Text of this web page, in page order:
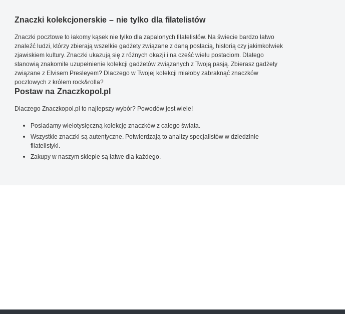
Znaczki kolekcjonerskie – nie tylko dla filatelistów
Znaczki pocztowe to łakomy kąsek nie tylko dla zapalonych filatelistów. Na świecie bardzo łatwo
znaleźć ludzi, którzy zbierają wszelkie gadżety związane z daną postacią, historią czy jakimkolwiek
zjawiskiem kultury. Znaczki ukazują się z różnych okazji i na cześć wielu postaciom. Dlatego
stanowią znakomite uzupełnienie kolekcji gadżetów związanych z Twoją pasją. Zbierasz gadżety
związane z Elvisem Presleyem? Dlaczego w Twojej kolekcji miałoby zabraknąć znaczków
pocztowych z królem rock&rolla?
Postaw na Znaczkopol.pl
Dlaczego Znaczkopol.pl to najlepszy wybór? Powodów jest wiele!
Posiadamy wielotysięczną kolekcję znaczków z całego świata.
Wszystkie znaczki są autentyczne. Potwierdzają to analizy specjalistów w dziedzinie
filatelistyki.
Zakupy w naszym sklepie są łatwe dla każdego.